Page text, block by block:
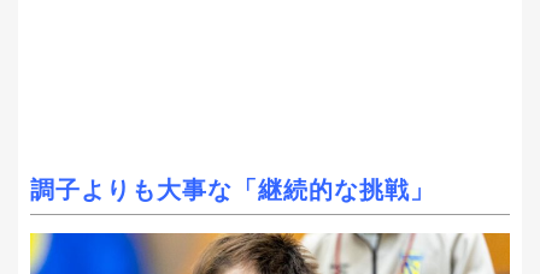
調子よりも大事な「継続的な挑戦」